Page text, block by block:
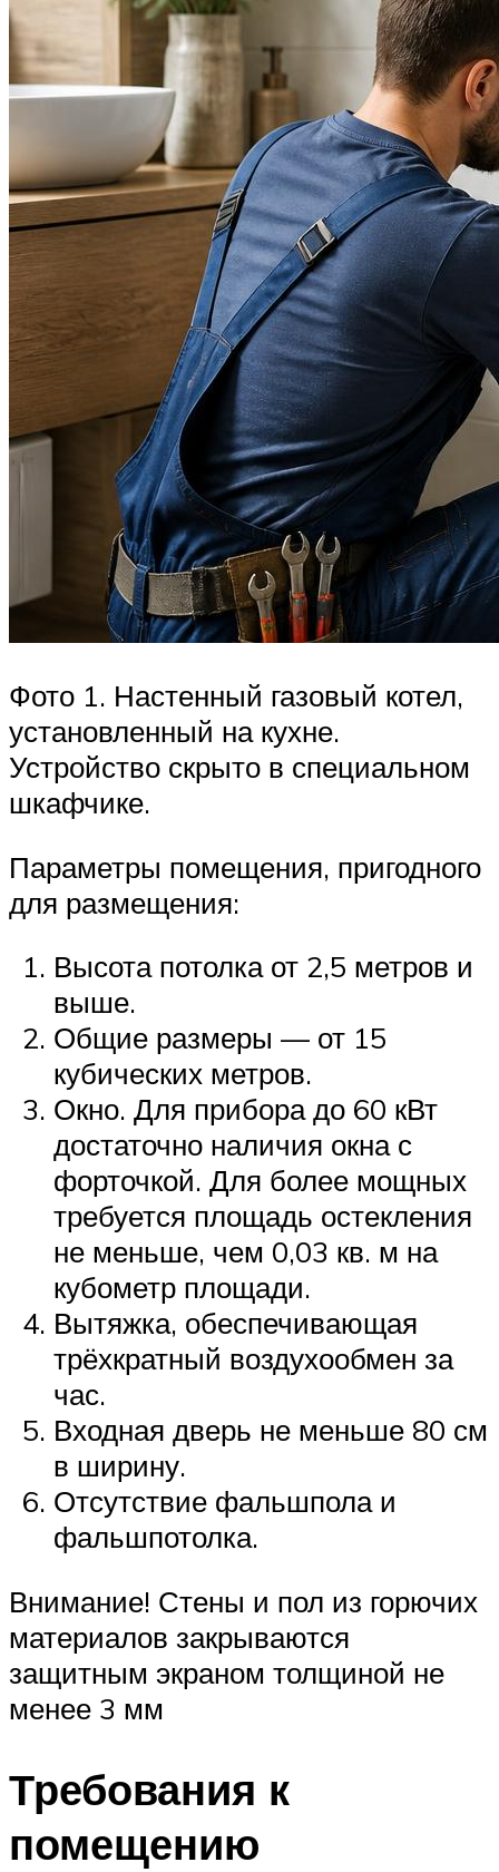
Фото 1. Настенный газовый котел,
установленный на кухне.
Устройство скрыто в специальном
шкафчике.
Параметры помещения, пригодного
для размещения:
Высота потолка от 2,5 метров и
выше.
Общие размеры — от 15
кубических метров.
Окно. Для прибора до 60 кВт
достаточно наличия окна с
форточкой. Для более мощных
требуется площадь остекления
не меньше, чем 0,03 кв. м на
кубометр площади.
Вытяжка, обеспечивающая
трёхкратный воздухообмен за
час.
Входная дверь не меньше 80 см
в ширину.
Отсутствие фальшпола и
фальшпотолка.
Внимание! Стены и пол из горючих
материалов закрываются
защитным экраном толщиной не
менее 3 мм
Требования к
помещению